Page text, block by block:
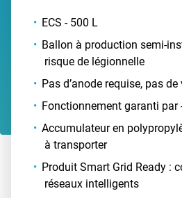
ECS - 500 L
Ballon à production semi-
risque de légionnelle
Pas d’anode requise, pas
Fonctionnement garanti par
Accumulateur en
à transporter
Produit Smart Grid Ready :
réseaux intelligents